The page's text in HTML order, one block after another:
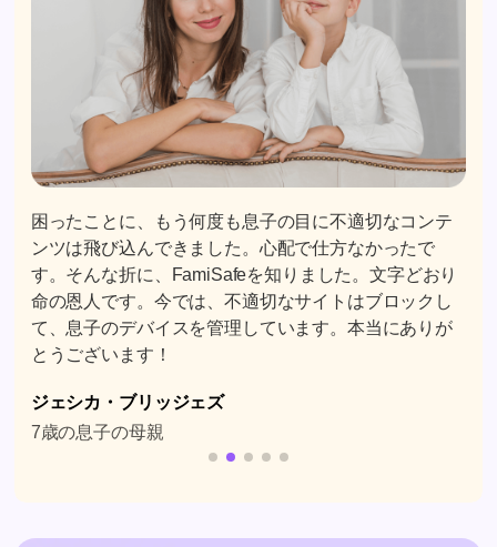
子どもが、学校で禁止されているChatGPTで宿題を解
いているのを見つけたんです。FamiSafeで管理して、
ChatGPTのサイトをブロックできました。カスタマー
サポートが優秀で、アプリを使えば時間を節約できま
す！
12歳の息子の母親